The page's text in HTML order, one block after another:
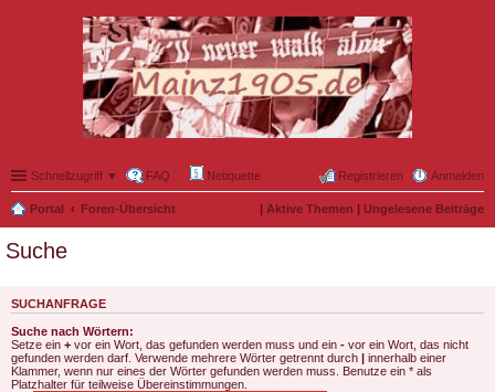
Schnellzugriff ▼ FAQ Netiquette Anmelden
Registrieren
Portal Foren-Übersicht | Aktive Themen | Ungelesene Beiträge
Suche
SUCHANFRAGE
Suche nach Wörtern:
Setze ein + vor ein Wort, das gefunden werden muss und ein - vor ein Wort, das nicht
gefunden werden darf. Verwende mehrere Wörter getrennt durch | innerhalb einer
Klammer, wenn nur eines der Wörter gefunden werden muss. Benutze ein * als
Platzhalter für teilweise Übereinstimmungen.